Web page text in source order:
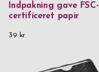
Indpakning gave FSC-
certificeret papir
39 kr